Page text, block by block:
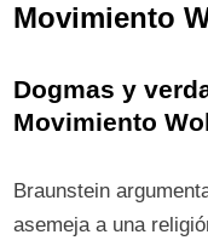
Movimiento
Dogmas y
Movimiento
Braunstein
asemeja a una